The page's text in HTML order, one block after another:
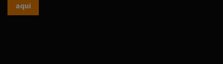
aqui